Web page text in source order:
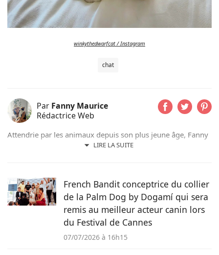
winkythedwarfcat / Instagram
chat
Par Fanny Maurice
Rédactrice Web
LIRE LA SUITE
Attendrie par les animaux depuis son plus jeune âge, Fanny
n’a jamais vécu sans eux et partage actuellement son
choisi de se former au sein du magazine Pets Dating pour
intégrer une communauté qui partage sa passion.
French Bandit conceptrice du collier
de la Palm Dog by Dogamí qui sera
remis au meilleur acteur canin lors
du Festival de Cannes
07/07/2026 à 16h15